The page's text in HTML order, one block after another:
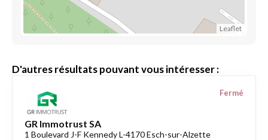
Leaflet
D'autres résultats pouvant vous intéresser :
GR Immotrust SA
1 Boulevard J-F Kennedy L-4170 Esch-sur-Alzette
Fermé